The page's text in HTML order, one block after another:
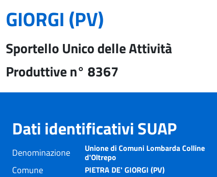
GIORGI (PV)
Sportello Unico delle Attività
Produttive n° 8367
Dati identificativi SUAP
Denominazione Unione di Comuni Lombarda Colline
d'Oltrepo
Comune PIETRA DE' GIORGI (PV)